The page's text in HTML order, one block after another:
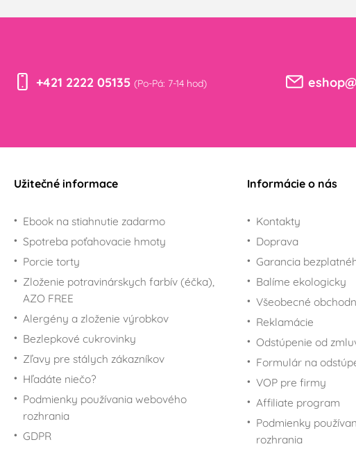
+421 2222 05135 (Po-Pá: 7-14 hod)
Užitečné informace
Ebook na stiahnutie zadarmo
Spotreba poťahovacie hmoty
Porcie torty
Zloženie potravinárskych farbív (éčka),
AZO FREE
Alergény a zloženie výrobkov
Bezlepkové cukrovinky
Zľavy pre stálych zákazníkov
Hľadáte niečo?
Podmienky používania webového
rozhrania
GDPR
Informácie o nás
Kontakty
Doprava
Garancia
Balíme ekologicky
Všeobecné
Reklamácie
Odstúpenie od
Formulár na
VOP pre firmy
Affiliate program
Podmienky
rozhrania